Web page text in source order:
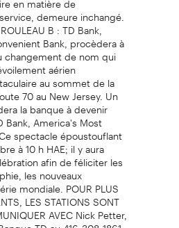
demeure inchangé.
B : TD Bank,
Bank, procèdera à
de nom qui
aérien
au sommet de la
70 au New Jersey. Un
la banque à devenir
America's Most
spectacle époustouflant
à 10 h HAE; il y aura
afin de féliciter les
les nouveaux
mondiale. POUR PLUS
LES STATIONS SONT
AVEC Nick Petter,
TD au 416-308-1861.